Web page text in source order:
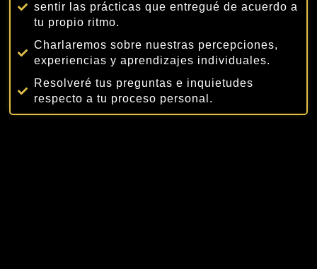
sentir las prácticas que entregué de acuerdo a
tu propio ritmo.
Charlaremos sobre nuestras percepciones,
experiencias y aprendizajes individuales.
Resolveré tus preguntas e inquietudes
respecto a tu proceso personal.